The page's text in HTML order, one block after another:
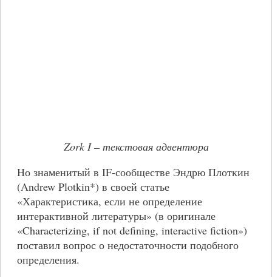
Zork I – текстовая адвентюра
Но знаменитый в IF-сообществе Эндрю Плоткин
(Andrew Plotkin*) в своей статье
«Характеристика, если не определение
интерактивной литературы» (в оригинале
«Characterizing, if not defining, interactive fiction»)
поставил вопрос о недостаточности подобного
определения.